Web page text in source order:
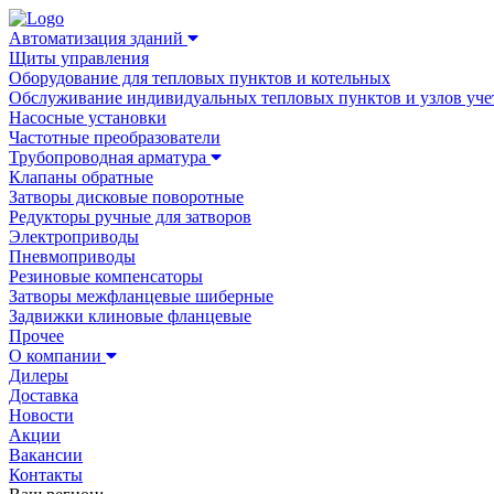
Автоматизация зданий
Щиты управления
Оборудование для тепловых пунктов и котельных
Обслуживание индивидуальных тепловых пунктов и узлов
Насосные установки
Частотные преобразователи
Трубопроводная арматура
Клапаны обратные
Затворы дисковые поворотные
Редукторы ручные для затворов
Электроприводы
Пневмоприводы
Резиновые компенсаторы
Затворы межфланцевые шиберные
Задвижки клиновые фланцевые
Прочее
О компании
Дилеры
Доставка
Новости
Акции
Вакансии
Контакты